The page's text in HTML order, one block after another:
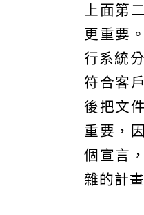
上面第
更重要
行系統
符合客
後把文
重要，
個宣言
雜的計